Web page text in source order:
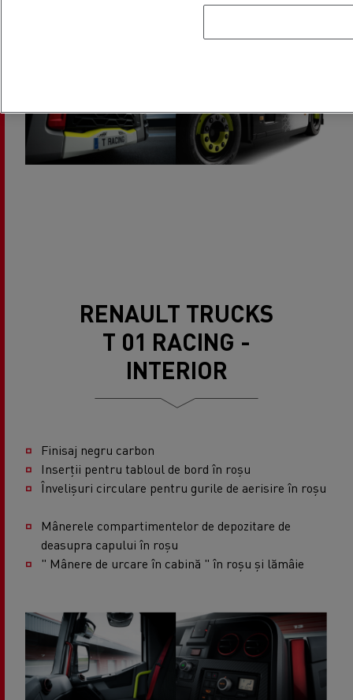
RENAULT TRUCKS
T 01 RACING -
INTERIOR
Finisaj negru carbon
Inserții pentru tabloul de bord în roșu
Învelișuri circulare pentru gurile de aerisire în roșu
Mânerele compartimentelor de depozitare de
deasupra capului în roșu
" Mânere de urcare în cabină " în roșu și lămâie